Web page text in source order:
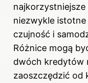
niezwykle
czujność i
Różnice mogą
dwóch kredytów
zaoszczędzić od